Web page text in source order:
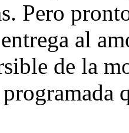
Pero
al
de la